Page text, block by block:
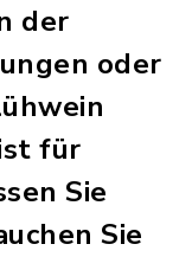
der
oder
für
Sie
Sie